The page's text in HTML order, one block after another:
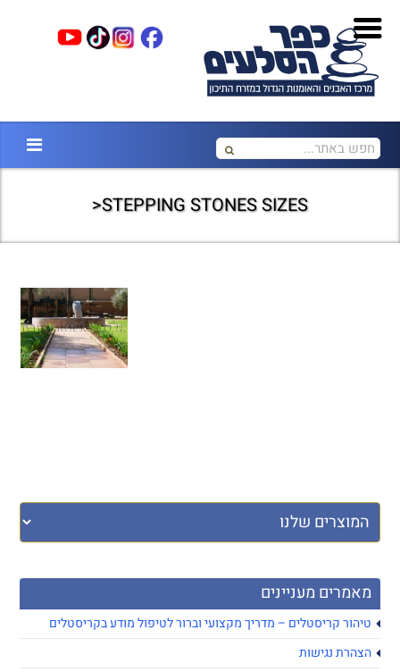
STEPPING STONES SIZES<
מאמרים מעניינים
טיהור קריסטלים – מדריך מקצועי וברור לטיפול מודע בקריסטלים
הצהרת נגישות